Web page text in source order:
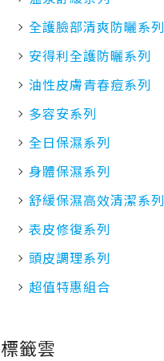
全護臉部清爽防曬系列
安得利全護防曬系列
油性皮膚青春痘系列
多容安系列
全日保濕系列
身體保濕系列
舒緩保濕高效清潔系列
表皮修復系列
頭皮調理系列
超值特惠組合
標籤雲